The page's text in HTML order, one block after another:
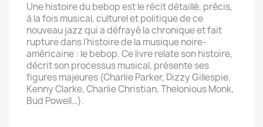
Une histoire du bebop est le récit détaillé, précis,
à la fois musical, culturel et politique de ce
nouveau jazz qui a défrayé la chronique et fait
rupture dans l’histoire de la musique noire-
américaine : le bebop. Ce livre relate son histoire,
décrit son processus musical, présente ses
figures majeures (Charlie Parker, Dizzy Gillespie,
Kenny Clarke, Charlie Christian, Thelonious Monk,
Bud Powell…).